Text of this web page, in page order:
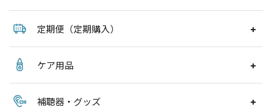
定期便（定期購入）
ケア用品
補聴器・グッズ